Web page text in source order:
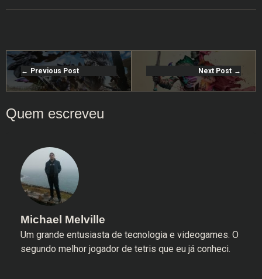
Previous Post Next Post
Michael Melville
Um grande entusiasta de tecnologia e videogames. O
segundo melhor jogador de tetris que eu já conheci.